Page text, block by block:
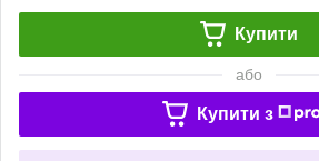
Купити
або
Купити з